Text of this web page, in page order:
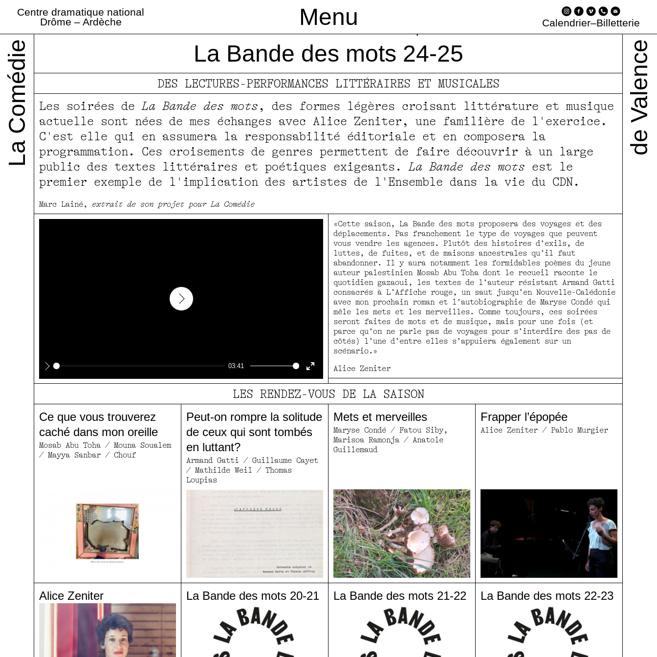
Centre dramatique national
Drôme – Ardèche
Menu Calendrier–Billetterie
La Comédie Marc Lainé L’Ensemble artistique
Made in La Comédie
O.V.N.I.
La Comédie
itinérante
S.E.N.D.A.
Parcours À
Facettes
Les productions
Pôle international de production et de diffusion
Une maison pour les publics
Des rendez-vous publics gratuits Devenez mécène Participez L'accessibilité
Infos pratiques
Accueil et réservations Abonnements et cartes Les places à l'unité Les dessous
La Bande des mots 24-25
DES LECTURES-PERFORMANCES LITTÉRAIRES ET MUSICALES
Les soirées deLa Bande des mots , des formes légères croisant littérature et musique
actuelle sont nées de mes échanges avec Alice Zeniter, une familière de l'exercice.
C'est elle qui en assumera la responsabilité éditoriale et en composera la
programmation. Ces croisements de genres permettent de faire découvrir à un large
public des textes littéraires et poétiques exigeants.La Bande des mots est le
premier exemple de l'implication des artistes de l'Ensemble dans la vie du CDN.
Marc Lainé, extrait de son projet pour La Comédie
Play
03:41
Enter
fullscreen
Play
«Cette saison, La Bande des mots proposera des voyages et des
déplacements. Pas franchement le type de voyages que peuvent
vous vendre les agences. Plutôt des histoires d’exils, de
luttes, de fuites, et de maisons ancestrales qu’il faut
abandonner. Il y aura notamment les formidables poèmes du jeune
auteur palestinien Mosab Abu Toha dont le recueil raconte le
quotidien gazaoui, les textes de l’auteur résistant Armand Gatti
consacrés à L’Affiche rouge, un saut jusqu’en Nouvelle-Calédonie
avec mon prochain roman et l’autobiographie de Maryse Condé qui
mêle les mets et les merveilles. Comme toujours, ces soirées
seront faites de mots et de musique, mais pour une fois (et
parce qu’on ne parle pas de voyages pour s’interdire des pas de
côtés) l’une d’entre elles s’appuiera également sur un
scénario.»
Alice Zeniter
LES RENDEZ-VOUS DE LA SAISON
Ce que vous trouverez
caché dans mon oreille
Mosab Abu Toha / Mouna Soualem
/ Mayya Sanbar / Chouf
Peut-on rompre la solitude
de ceux qui sont tombés
en luttant?
Armand Gatti / Guillaume Cayet
/ Mathilde Weil / Thomas
Loupias
Mets et merveilles
Maryse Condé / Fatou Siby,
Marisoa Ramonja / Anatole
Guillemaud
Frapper l’épopée
Alice Zeniter / Pablo Murgier
Alice Zeniter La Bande des mots 20-21 La Bande des mots 21-22 La Bande des mots 22-23
La Comédie de Valence